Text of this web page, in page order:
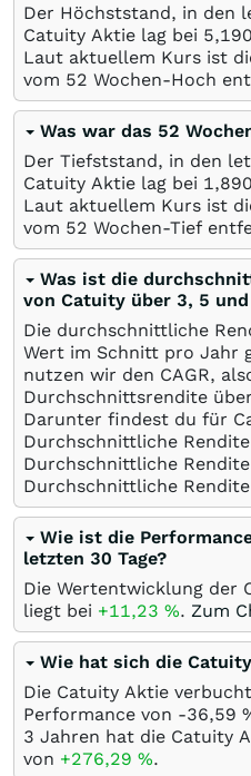
Der Höchststand, in den
Catuity Aktie lag bei
Laut aktuellem Kurs ist
vom 52 Wochen-Hoch
Was war das 52
Der Tiefststand, in den
Catuity Aktie lag bei
Laut aktuellem Kurs ist
vom 52 Wochen-Tief
Was ist die
von Catuity über 3, 5
Die durchschnittliche
Wert im Schnitt pro Jahr
nutzen wir den CAGR,
Durchschnittsrendite
Darunter findest du für
Durchschnittliche
Durchschnittliche
Durchschnittliche
Wie ist die
letzten 30 Tage?
Die Wertentwicklung der
liegt bei +11,23 %. Zum
Wie hat sich die
Die Catuity Aktie
Performance von -36,59
3 Jahren hat die Catuity
von +276,29 %.